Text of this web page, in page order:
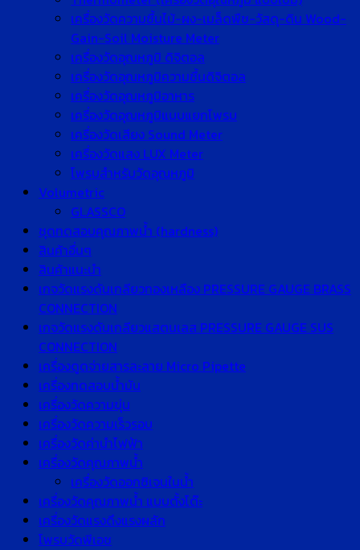
เครื่องวัดความชื้นไม้-ผง-เมล็ดพืช-วัสดุ-ดิน Wood-
Gain-Soil Moisture Meter
เครื่องวัดอุณหภูมิ ดิจิตอล
เครื่องวัดอุณหภูมิความชื้นดิจิตอล
เครื่องวัดอุณหภูมิอาหาร
เครื่องวัดอุณหภูมิแบบแยกโพรบ
เครื่องวัดเสียง Sound Meter
เครื่องวัดแสง LUX Meter
โพรบสำหรับวัดอุณหภูมิ
Volumetric
GLASSCO
ชุดทดสอบคุณภาพน้ำ (hardness)
สินค้าอื่นๆ
สินค้าแนะนำ
เกจวัดแรงดันเกลียวทองเหลือง PRESSURE GAUGE BRASS
CONNECTION
เกจวัดแรงดันเกลียวแสตนเลส PRESSURE GAUGE SUS
CONNECTION
เครื่องดูดจ่ายสารละลาย Micro Pipette
เครื่องทดสอบน้ำมัน
เครื่องวัดความขุ่น
เครื่องวัดความเร็วรอบ
เครื่องวัดค่านำไฟฟ้า
เครื่องวัดคุณภาพน้ำ
เครื่องวัดออกซิเจนในน้ำ
เครื่องวัดคุณภาพน้ำ แบบตั้งโต๊ะ
เครื่องวัดแรงดึงแรงผลัก
โพรบวัดพีเอช